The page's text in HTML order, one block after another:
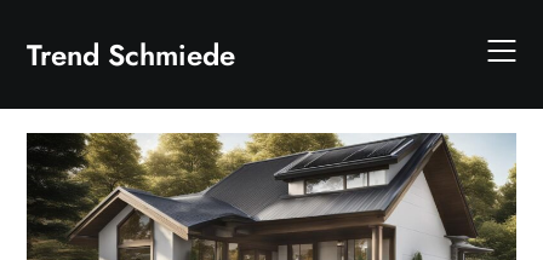
content
Trend Schmiede